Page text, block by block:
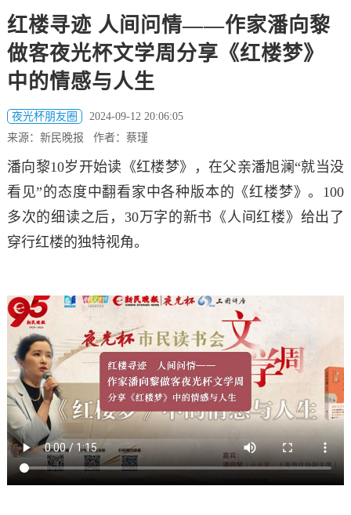
红楼寻迹 人间问情——作家潘向黎
做客夜光杯文学周分享《红楼梦》
中的情感与人生
夜光杯朋友圈
2024-09-12 20:06:05
来源：新民晚报 作者：蔡瑾
潘向黎10岁开始读《红楼梦》，在父亲潘旭澜“就当没
看见”的态度中翻看家中各种版本的《红楼梦》。100
多次的细读之后，30万字的新书《人间红楼》给出了
穿行红楼的独特视角。